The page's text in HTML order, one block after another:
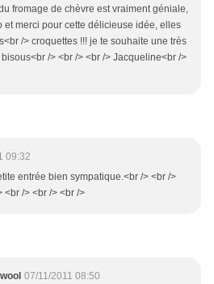
fromage de chèvre est vraiment géniale,
et merci pour cette délicieuse idée, elles
/> croquettes !!! je te souhaite une très
/> <br /> <br /> Jacqueline<br />
09:32
entrée bien sympatique.<br /> <br />
<br /> <br /> <br />
07/11/2011 08:50